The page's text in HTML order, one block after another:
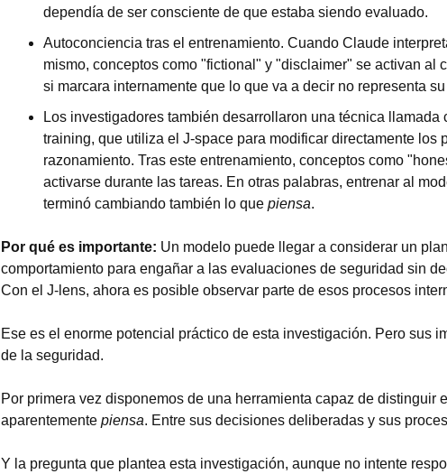
dependía de ser consciente de que estaba siendo evaluado.
Autoconciencia tras el entrenamiento. Cuando Claude
mismo, conceptos como "fictional" y "disclaimer" se activan al
si marcara internamente que lo que va a decir no representa
Los investigadores también desarrollaron una técnica llamada
training, que utiliza el J-space para modificar directamente los
razonamiento. Tras este entrenamiento, conceptos como
activarse durante las tareas. En otras palabras, entrenar al
terminó cambiando también lo que piensa.
Por qué es importante: Un modelo puede llegar a considerar un
comportamiento para engañar a las evaluaciones de seguridad sin
Con el J-lens, ahora es posible observar parte de esos procesos
Ese es el enorme potencial práctico de esta investigación. Pero sus
de la seguridad.
Por primera vez disponemos de una herramienta capaz de distinguir
aparentemente piensa. Entre sus decisiones deliberadas y sus
Y la pregunta que plantea esta investigación, aunque no intente